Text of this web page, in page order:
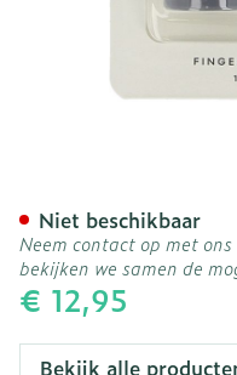
€ 12,95
Niet beschikbaar
Neem contact op met
bekijken we samen de
Bekijk alle